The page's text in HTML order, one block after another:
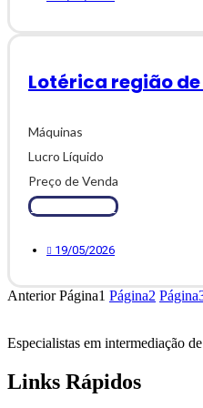
Lotérica região de
Máquinas
Lucro Líquido
Preço de Venda
Ver Detalhes
19/05/2026
Anterior Página1 Página2 Página
Especialistas em intermediação
Links Rápidos